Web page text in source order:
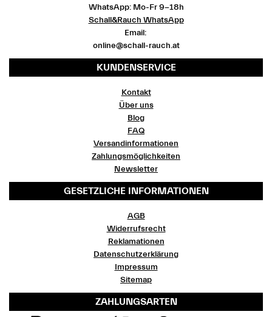
WhatsApp: Mo-Fr 9-18h
Schall&Rauch WhatsApp
Email:
online@schall-rauch.at
KUNDENSERVICE
Kontakt
Über uns
Blog
FAQ
Versandinformationen
Zahlungsmöglichkeiten
Newsletter
GESETZLICHE INFORMATIONEN
AGB
Widerrufsrecht
Reklamationen
Datenschutzerklärung
Impressum
Sitemap
ZAHLUNGSARTEN